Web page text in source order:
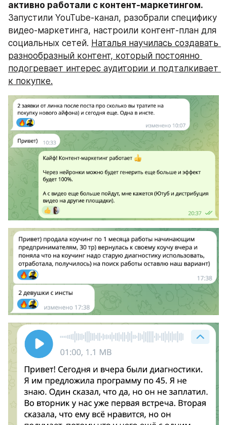
активно работали с контент-маркетингом.
Запустили YouTube-канал, разобрали специфику
видео-маркетинга, настроили контент-план для
социальных сетей. Наталья научилась создавать
разнообразный контент, который постоянно
подогревает интерес аудитории и подталкивает
к покупке.